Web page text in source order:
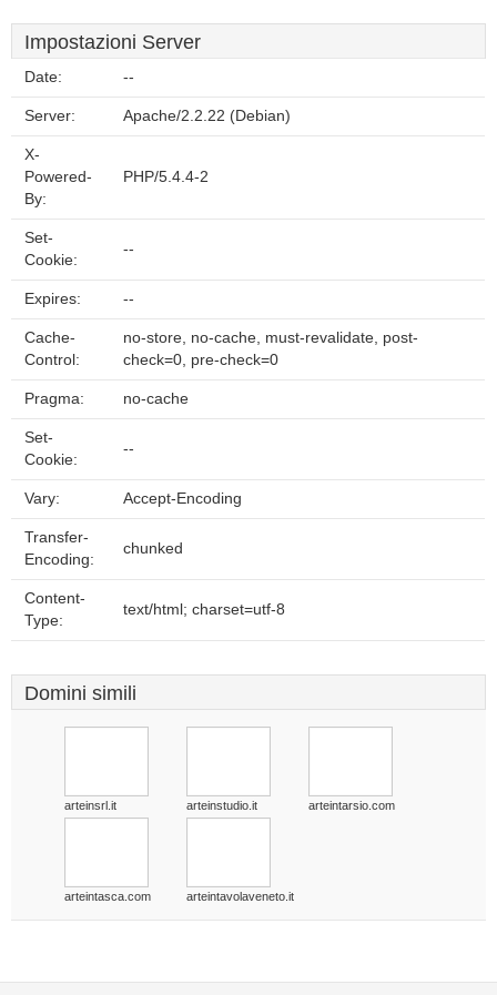
Impostazioni Server
Date: --
Server: Apache/2.2.22 (Debian)
X-
Powered-
By:
PHP/5.4.4-2
Set-
Cookie:
--
Expires: --
Cache-
Control:
no-store, no-cache, must-revalidate, post-
check=0, pre-check=0
Pragma: no-cache
Set-
Cookie:
--
Vary: Accept-Encoding
Transfer-
Encoding:
chunked
Content-
Type:
text/html; charset=utf-8
Domini simili
arteinsrl.it arteinstudio.it arteintarsio.com
arteintasca.com arteintavolaveneto.it